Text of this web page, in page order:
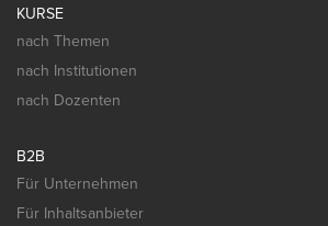
KURSE
nach Themen
nach Institutionen
nach Dozenten
B2B
Für Unternehmen
Für Inhaltsanbieter